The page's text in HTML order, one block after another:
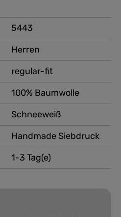
5443
Herren
Schneeweiß
Handmade Siebdruck
regular-fit
100% Baumwolle
1-3 Tag(e)